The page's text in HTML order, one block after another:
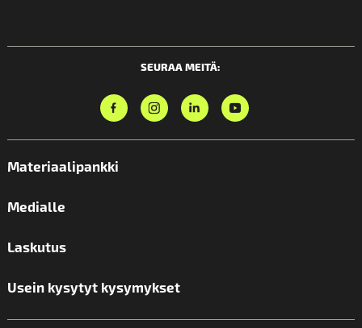
SEURAA MEITÄ:
Materiaalipankki
Medialle
Laskutus
Usein kysytyt kysymykset